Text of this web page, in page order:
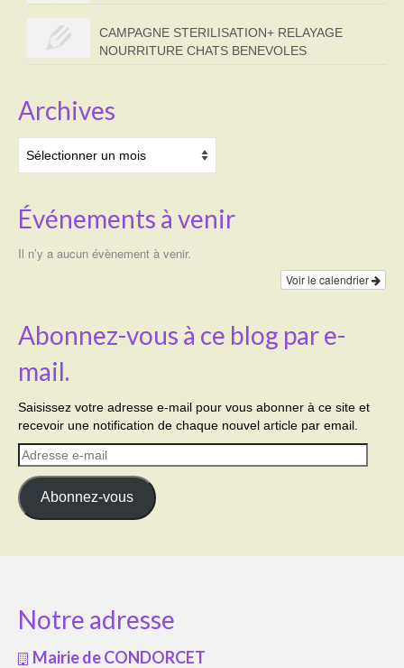
CAMPAGNE STERILISATION+ RELAYAGE
NOURRITURE CHATS BENEVOLES
Archives
Événements à venir
Il n’y a aucun évènement à venir.
Voir le calendrier
Abonnez-vous à ce blog par e-
mail.
Saisissez votre adresse e-mail pour vous abonner à ce site et
recevoir une notification de chaque nouvel article par email.
Adresse
e-
mail
Abonnez-vous
Notre adresse
Mairie de CONDORCET